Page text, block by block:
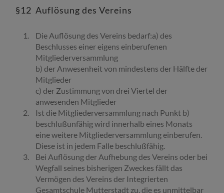
§12 Auflösung des Vereins
Die Auflösung des Vereins bedarf:a) des
Beschlusses einer eigens einberufenen
Mitgliederversammlung
b) der Anwesenheit von mindestens der Hälfte der
Mitglieder
c) der Zustimmung von drei Viertel der
anwesenden Mitglieder
Ist die Mitgliederversammlung nach Punkt b)
beschlußunfähig wird innerhalb eines Monats
eine weitere Mitgliederversammlung einberufen.
Diese ist in jedem Falle beschlußfähig.
Bei Auflösung der Aufhebung des Vereins oder bei
Wegfall seines bisherigen Zweckes fällt das
Vermögen des Vereins der Integrierten
Gesamtschule Mutterstadt zu, die es unmittelbar